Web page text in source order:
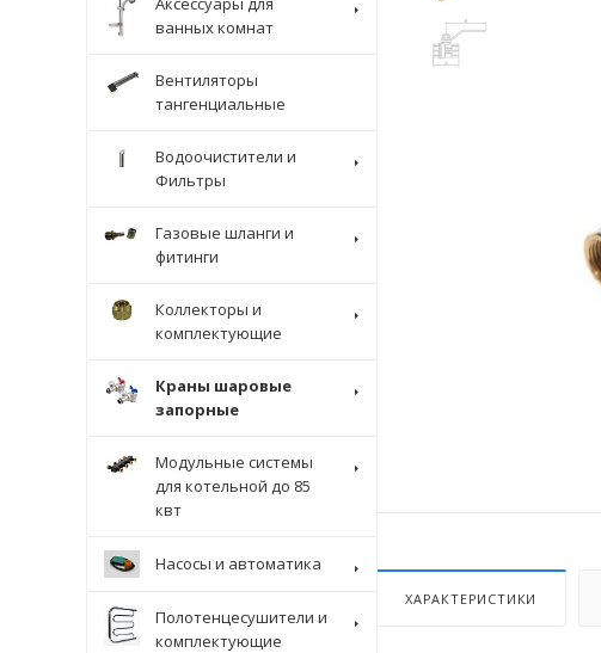
ХАРАКТЕРИСТИКИ
ванных комнат
Вентиляторы
тангенциальные
Водоочистители и
Фильтры
Газовые шланги и
фитинги
Коллекторы и
комплектующие
Краны шаровые
запорные
Модульные системы
для котельной до 85
квт
Насосы и автоматика
Полотенцесушители и
комплектующие